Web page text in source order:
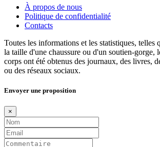
À propos de nous
Politique de confidentialité
Contacts
Toutes les informations et les statistiques, telles
la taille d'une chaussure ou d'un soutien-gorge,
corps ont été obtenus des journaux, des livres,
ou des réseaux sociaux.
Envoyer une proposition
×